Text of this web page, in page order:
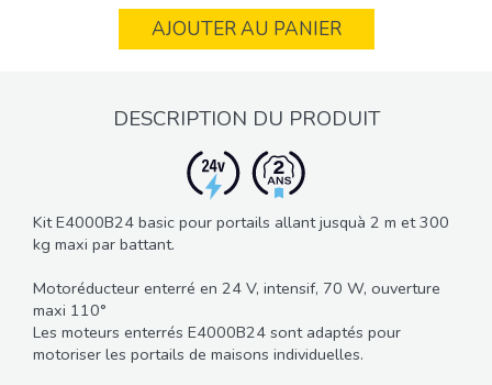
AJOUTER AU PANIER
DESCRIPTION DU PRODUIT
Kit E4000B24 basic pour portails allant jusquà 2 m et 300
kg maxi par battant.
Motoréducteur enterré en 24 V, intensif, 70 W, ouverture
maxi 110°
Les moteurs enterrés E4000B24 sont adaptés pour
motoriser les portails de maisons individuelles.